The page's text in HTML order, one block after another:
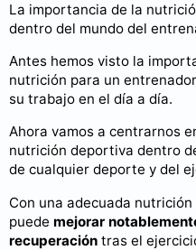
La importancia de la
dentro del mundo del
Antes hemos visto la
nutrición para un
su trabajo en el día a día.
Ahora vamos a centrarnos
nutrición deportiva dentro
de cualquier deporte y del
Con una adecuada
puede mejorar
recuperación tras el